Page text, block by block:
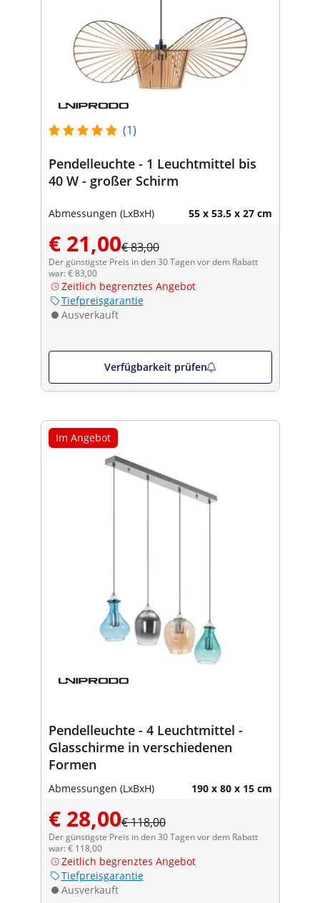
(1)
Pendelleuchte - 1 Leuchtmittel bis
40 W - großer Schirm
Abmessungen (LxBxH) 55 x 53.5 x 27 cm
€ 21,00€ 83,00
Der günstigste Preis in den 30 Tagen vor dem Rabatt
war: € 83,00
Zeitlich begrenztes Angebot
Tiefpreisgarantie
Ausverkauft
Verfügbarkeit prüfen
Im Angebot
Pendelleuchte - 4 Leuchtmittel -
Glasschirme in verschiedenen
Formen
Abmessungen (LxBxH) 190 x 80 x 15 cm
€ 28,00€ 118,00
Der günstigste Preis in den 30 Tagen vor dem Rabatt
war: € 118,00
Zeitlich begrenztes Angebot
Tiefpreisgarantie
Ausverkauft